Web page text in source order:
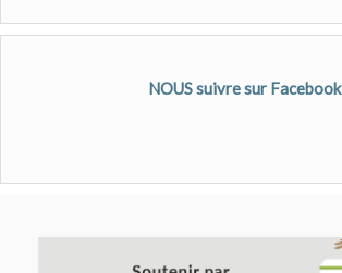
NOUS suivre sur Facebook